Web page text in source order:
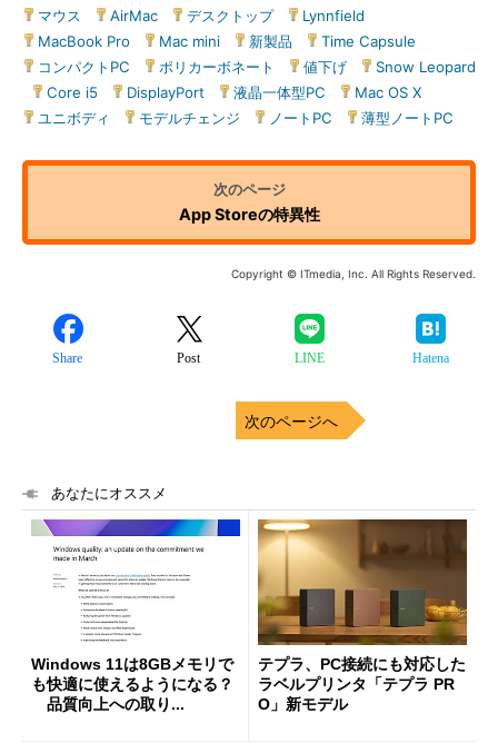
マウス
AirMac デスクトップ| Lynnfield
MacBook Pro
Mac mini 新製品 Time Capsule
コンパクトPC
ポリカーボネート 値下げ
Snow Leopard
Core i5 DisplayPort 液晶一体型PC Mac OS X
ユニボディ
モデルチェンジ ノートPC 薄型ノートPC
App Storeの特異性
Copyright © ITmedia, Inc. All Rights Reserved.
Share Post LINE Hatena
次のページへ
あなたにオススメ
Windows 11は8GBメモリで
も快適に使えるようになる？
品質向上への取り...
テプラ、PC接続にも対応した
ラベルプリンタ「テプラ PR
O」新モデル